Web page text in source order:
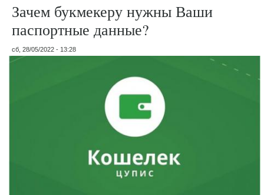
Зачем букмекеру нужны Ваши
паспортные данные?
сб, 28/05/2022 - 13:28